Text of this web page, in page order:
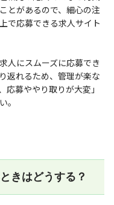
とがあるので、細心の注
で応募できる求人サイト
人にスムーズに応募でき
返れるため、管理が楽な
募ややり取りが大変」
。
きはどうする？